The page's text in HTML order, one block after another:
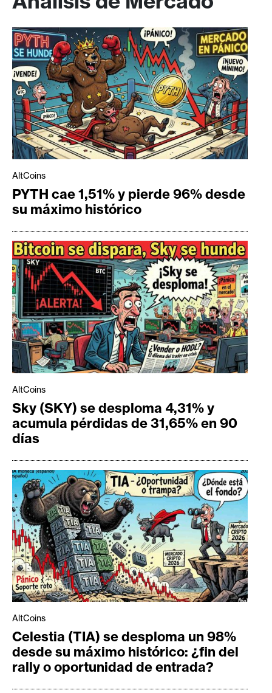
AltCoins
PYTH cae 1,51% y pierde 96% desde
su máximo histórico
AltCoins
Sky (SKY) se desploma 4,31% y
acumula pérdidas de 31,65% en 90
días
AltCoins
Celestia (TIA) se desploma un 98%
desde su máximo histórico: ¿fin del
rally o oportunidad de entrada?